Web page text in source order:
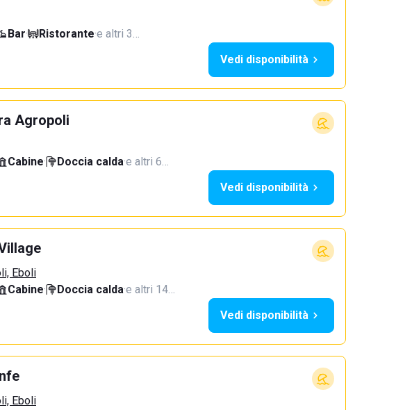
Bar· Ristorante·e altri 3…
Vedi disponibilità
Agropoli
Cabine· Doccia calda·e altri 6…
Vedi disponibilità
Eboli
Cabine· Doccia calda·e altri 14…
Vedi disponibilità
Eboli